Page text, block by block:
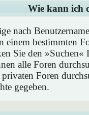
Wie kann ich
nach
einem bestimmten
Sie den »Suchen«
alle Foren
Foren
gegeben.